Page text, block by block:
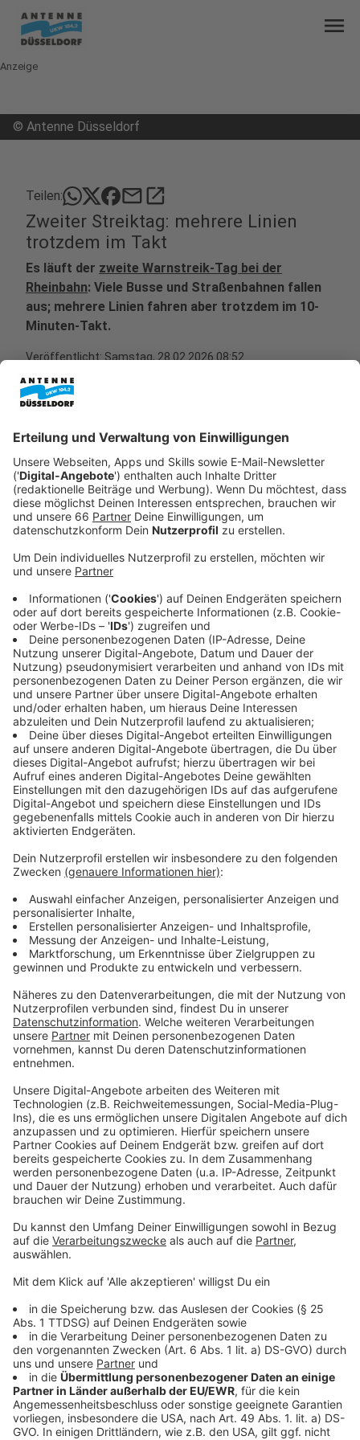
menu
Anzeige
© Antenne Düsseldorf
Teilen: mailopen_in_new
Zweiter Streiktag: mehrere Linien
trotzdem im Takt
Es läuft der zweite Warnstreik-Tag bei der
Rheinbahn: Viele Busse und Straßenbahnen fallen
aus; mehrere Linien fahren aber trotzdem im 10-
Minuten-Takt.
Veröffentlicht: Samstag, 28.02.2026 08:52
Anzeige
Am Samstag (28.02.2026) ist der zweite Tag des
aktuellen Warnstreiks bei der Rheinbahn. Viele
Beschäftigte legen bis in die Nacht zu Sonntag die
Arbeit nieder.
Größeres Notangebot
Anzeige
Das Notangebot der Rheinbahn fällt dieses Mal aber
größer aus als an "normalen" Streiktagen. Am Samstag
können wir zum Beispiel trotzdem dieStadtbahn U75
nutzen. Die Rheinbahn versucht, hier den 10-Minuten-
Takt aufrecht zu erhalten, so wie schon am Freitag bei
der U78. Die Straßenbahnen der 701, 705 und 706
sollen am Samstag ebenfalls wieder alle zehn Minuten
fahren. Auch einige Buslinien fahren trotz Warnstreik.
Anzeige
S-Bahnen und Regionalexpresse wie gewohnt
Anzeige
Grundsätzlich bleiben aber die meisten Bahnen und
Busse der Rheinbahn am Samstag im Depot.
Regionalexpress- und S-Bahn-Linien sind vom Streik
nicht betroffen. Sie können für Pendlerinnen und
Pendler eine wichtige Alternative sein.
Anzeige
Weitere Infos und Links zum Thema:
Anzeige
Ausführliche Meldung der Rheinbahn
So hatten wir am Freitag berichtet
So hatten wir im Vorfeld berichtet
Anzeige
Folge uns für mehr News & Updates:
Anzeige